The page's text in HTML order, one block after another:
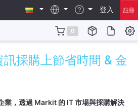
登入 註冊
0
採購上節省時間 & 金
業，透過 Markit 的 IT 市場與採購解決